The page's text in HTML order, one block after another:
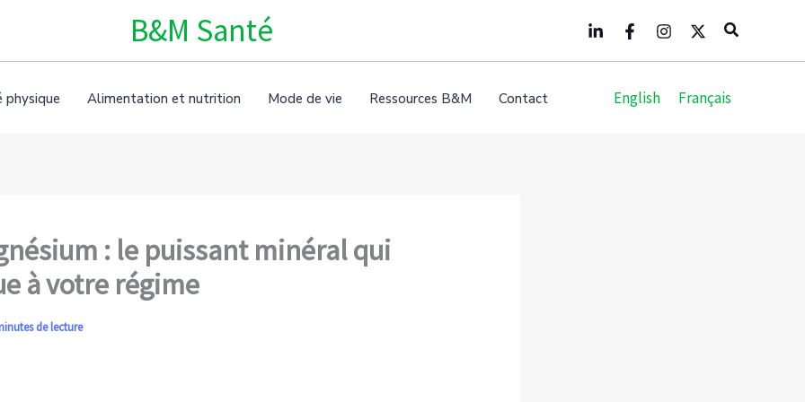
B&M Santé Search
physique Alimentation et nutrition Mode de vie Ressources B&M Contact English Français
: le puissant minéral qui
à votre régime
de lecture